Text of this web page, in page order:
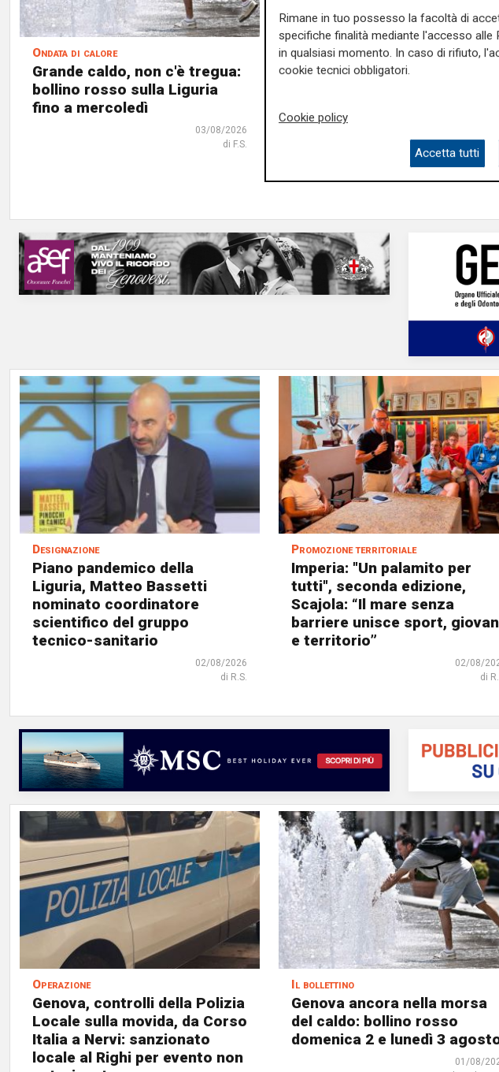
Ondata di calore
Grande caldo, non c'è tregua:
bollino rosso sulla Liguria
fino a mercoledì
03/08/2026
di F.S.
Momento storico
Sei anni fa l'inaugurazione del
reagire"
03/08/
Designazione
Piano pandemico della
Liguria, Matteo Bassetti
nominato coordinatore
scientifico del gruppo
tecnico-sanitario
02/08/2026
di R.S.
Promozione territoriale
Imperia: "Un palamito per
tutti", seconda edizione,
Scajola: “Il mare senza
barriere unisce sport,
e territorio”
02/08/
di
Operazione
Genova, controlli della Polizia
Locale sulla movida, da Corso
Italia a Nervi: sanzionato
locale al Righi per evento non
Il bollettino
Genova ancora nella morsa
del caldo: bollino rosso
domenica 2 e lunedì 3
01/08/
Rimane in tuo possesso la facoltà di
specifiche finalità mediante l'accesso
in qualsiasi momento. In caso di rifiuto,
cookie tecnici obbligatori.
Cookie policy
Accetta tutti